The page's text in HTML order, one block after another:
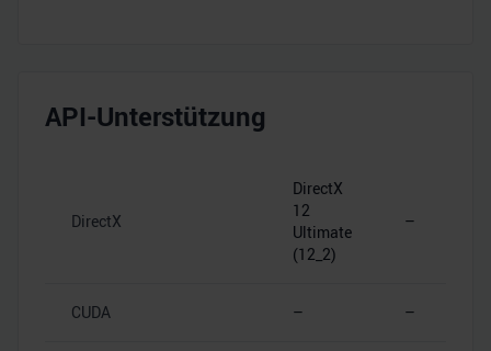
API-Unterstützung
DirectX
DirectX
12
Ultimate
(12_2)
–
CUDA – –